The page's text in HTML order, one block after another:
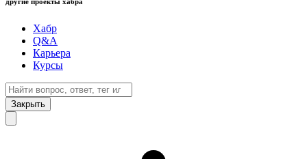
Хабр
Q&A
Карьера
Курсы
Закрыть